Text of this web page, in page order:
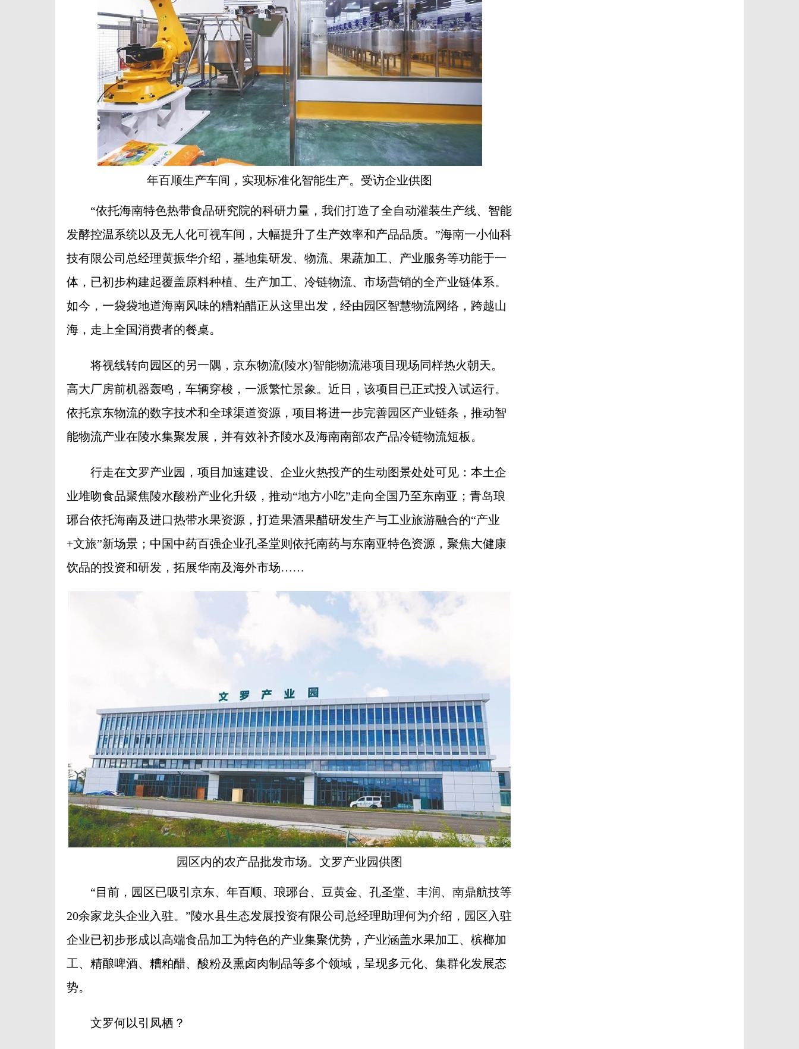
年百顺生产车间，实现标准化智能生产。受访企业供图
“依托海南特色热带食品研究院的科研力量，我们打造了全自动灌装生产线、智能
发酵控温系统以及无人化可视车间，大幅提升了生产效率和产品品质。”海南一小仙科
技有限公司总经理黄振华介绍，基地集研发、物流、果蔬加工、产业服务等功能于一
体，已初步构建起覆盖原料种植、生产加工、冷链物流、市场营销的全产业链体系。
如今，一袋袋地道海南风味的糟粕醋正从这里出发，经由园区智慧物流网络，跨越山
海，走上全国消费者的餐桌。
将视线转向园区的另一隅，京东物流(陵水)智能物流港项目现场同样热火朝天。
高大厂房前机器轰鸣，车辆穿梭，一派繁忙景象。近日，该项目已正式投入试运行。
依托京东物流的数字技术和全球渠道资源，项目将进一步完善园区产业链条，推动智
能物流产业在陵水集聚发展，并有效补齐陵水及海南南部农产品冷链物流短板。
行走在文罗产业园，项目加速建设、企业火热投产的生动图景处处可见：本土企
业堆吻食品聚焦陵水酸粉产业化升级，推动“地方小吃”走向全国乃至东南亚；青岛琅
琊台依托海南及进口热带水果资源，打造果酒果醋研发生产与工业旅游融合的“产业
+文旅”新场景；中国中药百强企业孔圣堂则依托南药与东南亚特色资源，聚焦大健康
饮品的投资和研发，拓展华南及海外市场……
园区内的农产品批发市场。文罗产业园供图
“目前，园区已吸引京东、年百顺、琅琊台、豆黄金、孔圣堂、丰润、南鼎航技等
20余家龙头企业入驻。”陵水县生态发展投资有限公司总经理助理何为介绍，园区入驻
企业已初步形成以高端食品加工为特色的产业集聚优势，产业涵盖水果加工、槟榔加
工、精酿啤酒、糟粕醋、酸粉及熏卤肉制品等多个领域，呈现多元化、集群化发展态
势。
文罗何以引凤栖？